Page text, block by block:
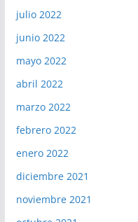
julio 2022
junio 2022
mayo 2022
abril 2022
marzo 2022
febrero 2022
enero 2022
diciembre 2021
noviembre 2021